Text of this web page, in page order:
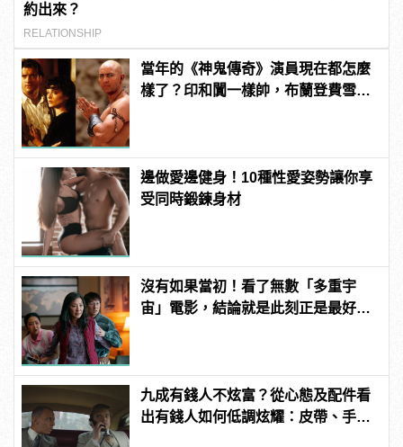
約出來？
RELATIONSHIP
當年的《神鬼傳奇》演員現在都怎麼
樣了？印和闐一樣帥，布蘭登費雪大
邊做愛邊健身！10種性愛姿勢讓你享
受同時鍛鍊身材
沒有如果當初！看了無數「多重宇
宙」電影，結論就是此刻正是最好的
九成有錢人不炫富？從心態及配件看
出有錢人如何低調炫耀：皮帶、手錶